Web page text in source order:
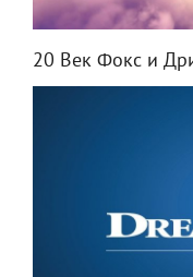
20 Век Фокс и